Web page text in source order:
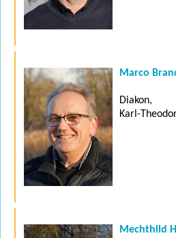
Marco
Diakon,
Karl-
Mechthild